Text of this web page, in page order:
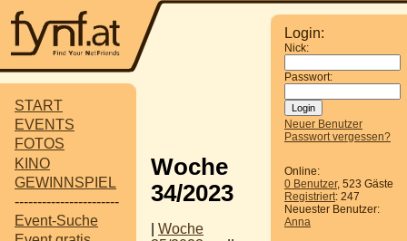
START
EVENTS
FOTOS
KINO
GEWINNSPIEL
-----------------------
Event-Suche
Login:
Nick:
Passwort:
Neuer Benutzer
Passwort vergessen?
Online:
0 Benutzer, 523 Gäste
Registriert: 247
Neuester Benutzer:
Anna
Woche
34/2023
Woche